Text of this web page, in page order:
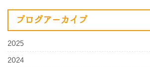
ブログアーカイブ
2025
2024